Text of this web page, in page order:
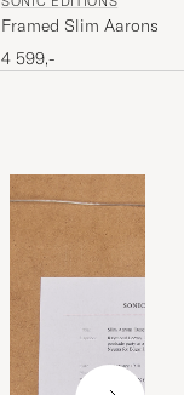
Framed Slim Aarons
Party
4 599,-